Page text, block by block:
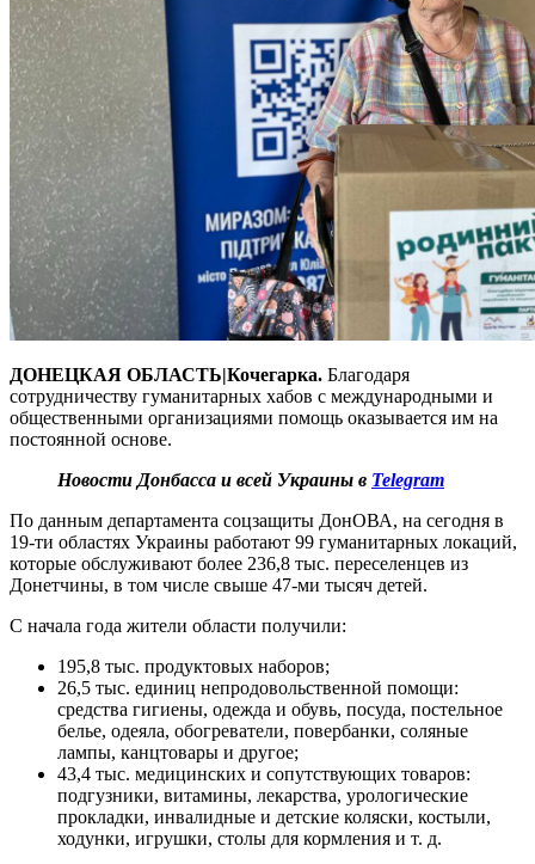
ДОНЕЦКАЯ ОБЛАСТЬ|Кочегарка. Благодаря
сотрудничеству гуманитарных хабов с международными и
общественными организациями помощь оказывается им на
постоянной основе.
Новости Донбасса и всей Украины в Telegram
По данным департамента соцзащиты ДонОВА, на сегодня в
19-ти областях Украины работают 99 гуманитарных локаций,
которые обслуживают более 236,8 тыс. переселенцев из
Донетчины, в том числе свыше 47-ми тысяч детей.
С начала года жители области получили:
195,8 тыс. продуктовых наборов;
26,5 тыс. единиц непродовольственной помощи:
средства гигиены, одежда и обувь, посуда, постельное
белье, одеяла, обогреватели, повербанки, соляные
лампы, канцтовары и другое;
43,4 тыс. медицинских и сопутствующих товаров:
подгузники, витамины, лекарства, урологические
прокладки, инвалидные и детские коляски, костыли,
ходунки, игрушки, столы для кормления и т. д.